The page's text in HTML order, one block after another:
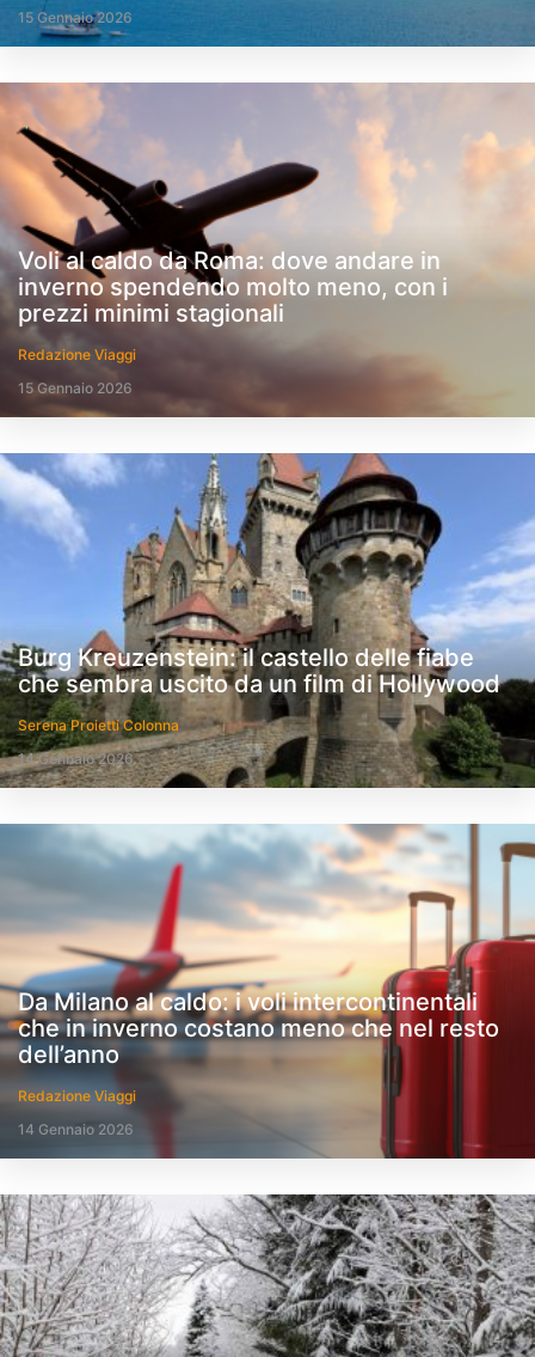
15 Gennaio 2026
Voli al caldo da Roma: dove andare in
inverno spendendo molto meno, con i
prezzi minimi stagionali
Redazione Viaggi
15 Gennaio 2026
Burg Kreuzenstein: il castello delle fiabe
che sembra uscito da un film di Hollywood
Serena Proietti Colonna
14 Gennaio 2026
Da Milano al caldo: i voli intercontinentali
che in inverno costano meno che nel resto
dell’anno
Redazione Viaggi
14 Gennaio 2026